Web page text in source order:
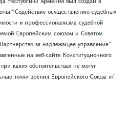
“Содействие осуществлению судебных
и профессионализма судебной
Европейским союзом и Советом
за надлежащее управление”
на веб-сайте Конституционного
каких обстоятельствах не могут
точки зрения Европейского Союза и/